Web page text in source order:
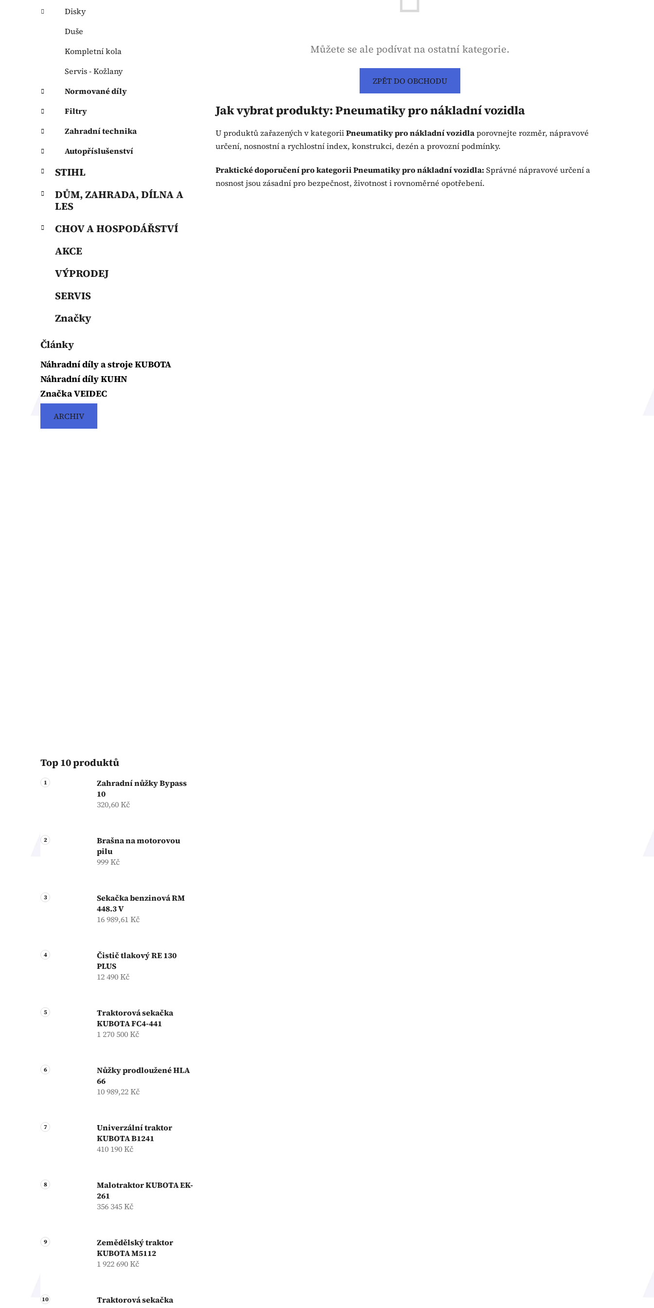
Disky
Duše
Kompletní kola
Servis - Kožlany
Normované díly
Filtry
Zahradní technika
Autopříslušenství
STIHL
DŮM, ZAHRADA, DÍLNA A
LES
CHOV A HOSPODÁŘSTVÍ
AKCE
VÝPRODEJ
SERVIS
Značky
Články
Náhradní díly a stroje KUBOTA
Náhradní díly KUHN
Značka VEIDEC
ARCHIV
Top 10 produktů
Zahradní nůžky Bypass
10
320,60 Kč
Brašna na motorovou
pilu
999 Kč
Sekačka benzinová RM
448.3 V
16 989,61 Kč
Čistič tlakový RE 130
PLUS
12 490 Kč
Traktorová sekačka
KUBOTA FC4-441
1 270 500 Kč
Nůžky prodloužené HLA
66
10 989,22 Kč
Univerzální traktor
KUBOTA B1241
410 190 Kč
Malotraktor KUBOTA EK-
261
356 345 Kč
Zemědělský traktor
KUBOTA M5112
1 922 690 Kč
Traktorová sekačka
Můžete se ale podívat na ostatní kategorie.
ZPĚT DO OBCHODU
Jak vybrat produkty: Pneumatiky pro nákladní vozidla
U produktů zařazených v kategoriiPneumatiky pro nákladní vozidlaporovnejte rozměr, nápravové
určení, nosnostní a rychlostní index, konstrukci, dezén a provozní podmínky.
Praktické doporučení pro kategorii Pneumatiky pro nákladní vozidla: Správné nápravové určení a
nosnost jsou zásadní pro bezpečnost, životnost i rovnoměrné opotřebení.